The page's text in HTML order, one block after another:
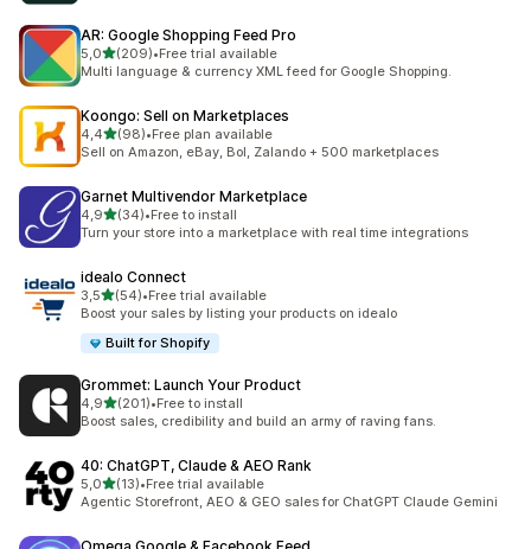
AR: Google Shopping Feed Pro
5,0z 5 hvězd
(209)
Celkový počet recenzí: 209
•Free trial available
Multi language & currency XML feed for Google Shopping.
Koongo: Sell on Marketplaces
4,4z 5 hvězd
(98)
Celkový počet recenzí: 98
•Free plan available
Sell on Amazon, eBay, Bol, Zalando + 500 marketplaces
Garnet Multivendor Marketplace
4,9z 5 hvězd
(34)
Celkový počet recenzí: 34
•Free to install
Turn your store into a marketplace with real time integrations
idealo Connect
3,5z 5 hvězd
(54)
Celkový počet recenzí: 54
•Free trial available
Boost your sales by listing your products on idealo
Built for Shopify
Grommet: Launch Your Product
4,9z 5 hvězd
(201)
Celkový počet recenzí: 201
•Free to install
Boost sales, credibility and build an army of raving fans.
40: ChatGPT, Claude & AEO Rank
5,0z 5 hvězd
(13)
Celkový počet recenzí: 13
•Free trial available
Agentic Storefront, AEO & GEO sales for ChatGPT Claude Gemini